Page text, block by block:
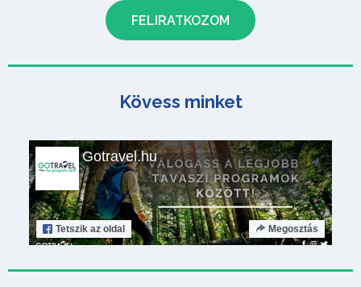
Kövess minket
Gotravel.hu
Tetszik az oldal Megosztás